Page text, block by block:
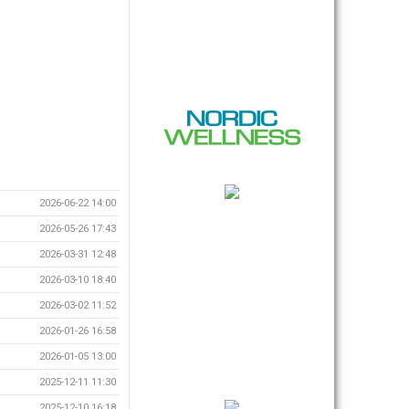
2026-06-22 14:00
2026-05-26 17:43
2026-03-31 12:48
2026-03-10 18:40
2026-03-02 11:52
2026-01-26 16:58
2026-01-05 13:00
2025-12-11 11:30